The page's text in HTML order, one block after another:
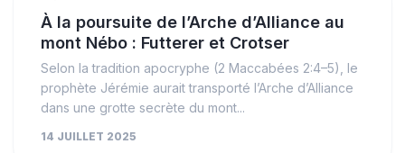
À la poursuite de l’Arche d’Alliance au
mont Nébo : Futterer et Crotser
Selon la tradition apocryphe (2 Maccabées 2:4–5), le
prophète Jérémie aurait transporté l’Arche d’Alliance
dans une grotte secrète du mont...
14 JUILLET 2025